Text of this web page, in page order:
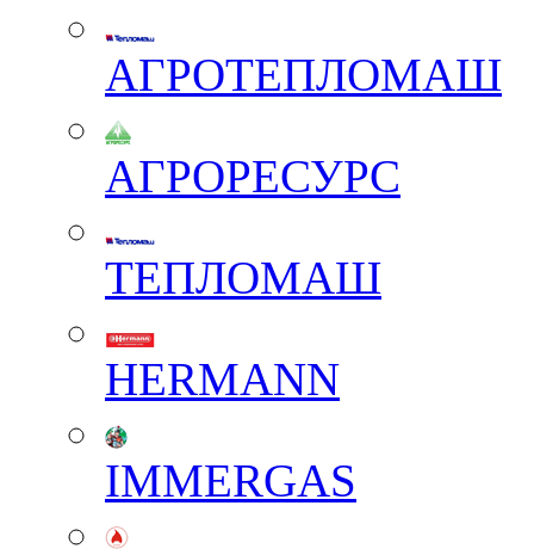
АГРОТЕПЛОМАШ
АГРОРЕСУРС
ТЕПЛОМАШ
HERMANN
IMMERGAS